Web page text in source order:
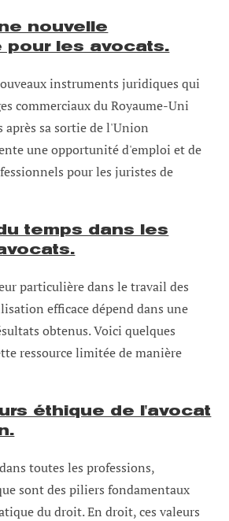
nouvelle
pour les avocats.
instruments juridiques qui
commerciaux du Royaume-Uni
après sa sortie de l'Union
une opportunité d'emploi et de
pour les juristes de
temps dans les
particulière dans le travail des
efficace dépend dans une
obtenus. Voici quelques
ressource limitée de manière
éthique de l'avocat
toutes les professions,
sont des piliers fondamentaux
du droit. En droit, ces valeurs